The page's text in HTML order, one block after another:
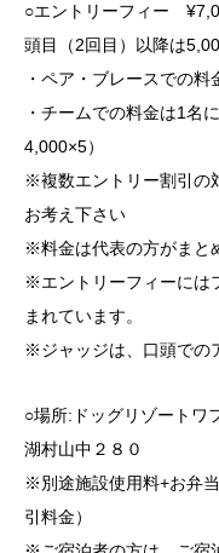
○エントリーフィー
頭目（2回目）以降は
・ペア・ブレースでの
・チームでの料金は1名
4,000×5）
※複数エントリー割引の
お考え下さい
※料金は代表の方がまと
※エントリーフィーには
まれています。
※ジャッジは、口頭での
○場所:ドッグリゾート
湖村山中２８０
※別途施設使用料+お弁
引料金）